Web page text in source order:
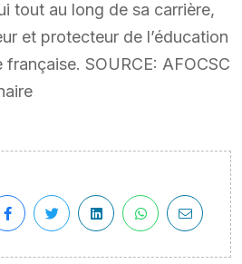
tout au long de sa carrière,
et protecteur de l’éducation
SOURCE: AFOCSC